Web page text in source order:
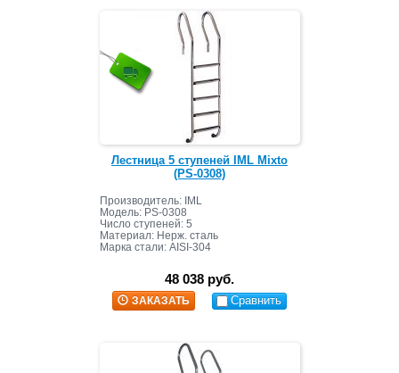
Лестница 5 ступеней IML Mixto
(PS-0308)
Производитель: IML
Модель: PS-0308
Число ступеней: 5
Материал: Нерж. сталь
Марка стали: AISI-304
48 038 руб.
ЗАКАЗАТЬ Сравнить